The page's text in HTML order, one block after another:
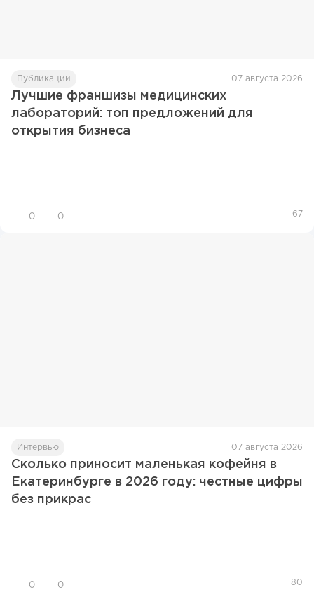
Публикации 07 августа 2026
Лучшие франшизы медицинских
лабораторий: топ предложений для
открытия бизнеса
0 0 67
Интервью 07 августа 2026
Сколько приносит маленькая кофейня в
Екатеринбурге в 2026 году: честные цифры
без прикрас
0 0 80